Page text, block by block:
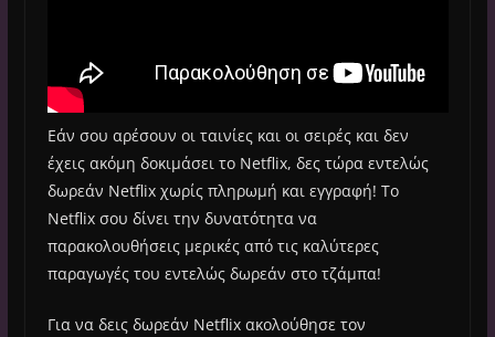
Εάν σου αρέσουν οι ταινίες και οι σειρές και δεν
έχεις ακόμη δοκιμάσει το Netflix, δες τώρα εντελώς
δωρεάν Netflix χωρίς πληρωμή και εγγραφή! Το
Netflix σου δίνει την δυνατότητα να
παρακολουθήσεις μερικές από τις καλύτερες
παραγωγές του εντελώς δωρεάν στο τζάμπα!
Για να δεις δωρεάν Netflix ακολούθησε τον